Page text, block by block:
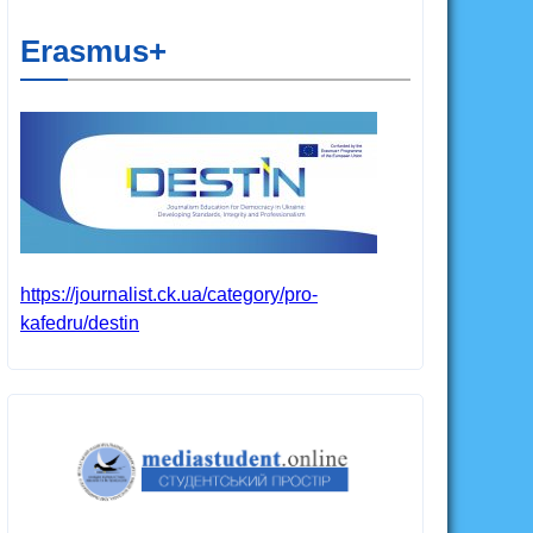
Erasmus+
https://journalist.ck.ua/category/pro-
kafedru/destin